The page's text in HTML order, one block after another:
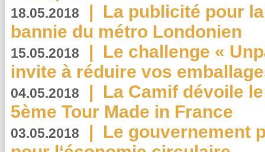
18.05.2018 | La publicité pour
bannie du métro Londonien
15.05.2018 | Le challenge «
invite à réduire vos
04.05.2018 | La Camif dévoile
5ème Tour Made in France
03.05.2018 | Le gouvernement